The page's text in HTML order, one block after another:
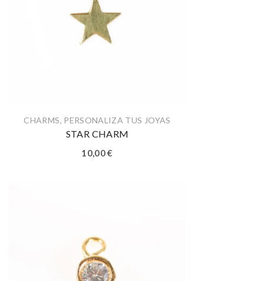
CHARMS, PERSONALIZA TUS JOYAS
STAR CHARM
10,00€